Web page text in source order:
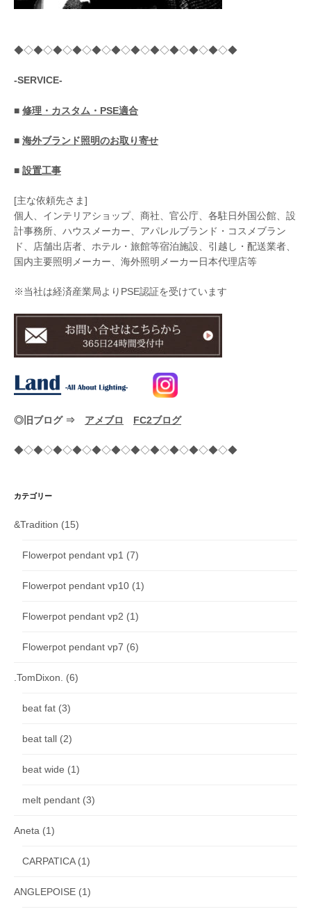
◆◇◆◇◆◇◆◇◆◇◆◇◆◇◆◇◆◇◆◇◆◇◆
-SERVICE-
■ 修理・カスタム・PSE適合
■ 海外ブランド照明のお取り寄せ
■ 設置工事
[主な依頼先さま]
個人、インテリアショップ、商社、官公庁、各駐日外国公館、設
計事務所、ハウスメーカー、アパレルブランド・コスメブラン
ド、店舗出店者、ホテル・旅館等宿泊施設、引越し・配送業者、
国内主要照明メーカー、海外照明メーカー日本代理店等
※当社は経済産業局よりPSE認証を受けています
◎旧ブログ ⇒ アメブロ FC2ブログ
◆◇◆◇◆◇◆◇◆◇◆◇◆◇◆◇◆◇◆◇◆◇◆
カテゴリー
&Tradition (15)
Flowerpot pendant vp1 (7)
Flowerpot pendant vp10 (1)
Flowerpot pendant vp2 (1)
Flowerpot pendant vp7 (6)
.TomDixon. (6)
beat fat (3)
beat tall (2)
beat wide (1)
melt pendant (3)
Aneta (1)
CARPATICA(1)
ANGLEPOISE (1)